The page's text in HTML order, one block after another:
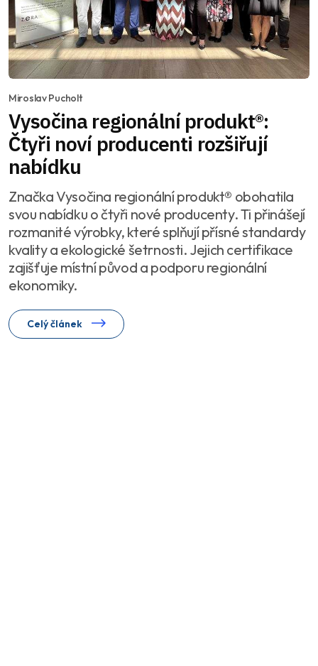
Miroslav Pucholt
Vysočina regionální produkt®:
Čtyři noví producenti rozšiřují
nabídku
Značka Vysočina regionální produkt® obohatila
svou nabídku o čtyři nové producenty. Ti přinášejí
rozmanité výrobky, které splňují přísné standardy
kvality a ekologické šetrnosti. Jejich certifikace
zajišťuje místní původ a podporu regionální
ekonomiky.
Celý článek